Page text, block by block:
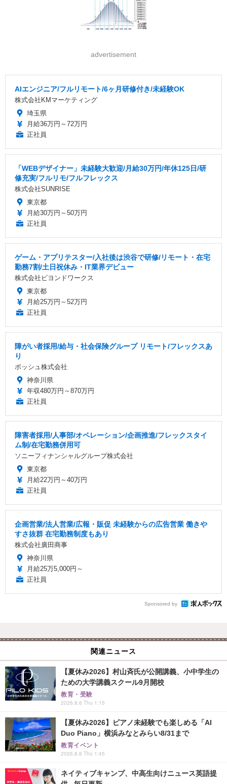
advertisement
AIエンジニア/フルリモート/6ヶ月研修付き/未経験OK
株式会社KMマーケティング
埼玉県
月給36万円～72万円
正社員
「WEBデザイナー」未経験大歓迎/月給30万円/年休125日/研
修充実/フルリモ/フルフレックス
株式会社SUNRISE
東京都
月給30万円～50万円
正社員
ゲーム・アプリテスター/入社後は渋谷で研修/リモート・在宅
勤務7割/土日祝休み・IT業界デビュー
株式会社ビヨンドワークス
東京都
月給25万円～52万円
正社員
障がい者採用/給与・社会保険グループ リモート/フレックスあ
り
ボッシュ株式会社
神奈川県
年収480万円～870万円
正社員
障害者採用/人事部/オペレーション/企画推進/フレックスタイ
ム制/在宅勤務併用可
ソニーフィナンシャルグループ株式会社
東京都
月給22万円～40万円
正社員
企画営業/法人営業/広報・販促 未経験からの広告営業 働きや
すさ抜群 在宅勤務制度もあり
株式会社廣田商事
神奈川県
月給25万5,000円～
正社員
Sponsored by
関連ニュース
【夏休み2026】村山斉氏が公開講義、小中学生の
ための大学講義スクール9月開校
教育・受験
2026.8.6 Thu 1:15
【夏休み2026】ピアノ未経験でも楽しめる「AI
Duo Piano」横浜みなとみらい8/31まで
教育イベント
2026.8.6 Thu 1:45
ネイティブキャンプ、中高生向けニュース英語提